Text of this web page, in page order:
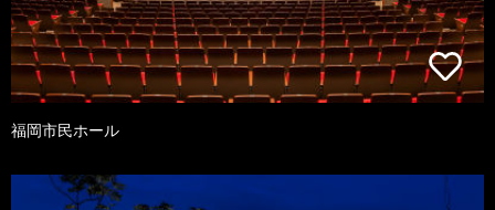
福岡市民ホール